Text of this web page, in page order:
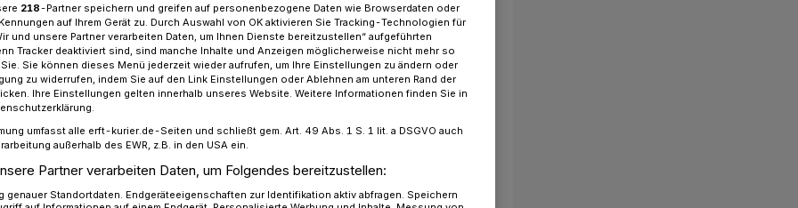
zwischen Pkw und Sattelzug erfordert einen Verletzten
218-Partner speichern und greifen auf personenbezogene Daten wie Browserdaten oder
auf Ihrem Gerät zu. Durch Auswahl von OK aktivieren Sie Tracking-Technologien für
und unsere Partner verarbeiten Daten, um Ihnen Dienste bereitzustellen“ aufgeführten
Tracker deaktiviert sind, sind manche Inhalte und Anzeigen möglicherweise nicht mehr so
Sie können dieses Menü jederzeit wieder aufrufen, um Ihre Einstellungen zu ändern oder
zu widerrufen, indem Sie auf den Link Einstellungen oder Ablehnen am unteren Rand der
Ihre Einstellungen gelten innerhalb unseres Website. Weitere Informationen finden Sie in
umfasst alle erft-kurier.de-Seiten und schließt gem. Art. 49 Abs. 1 S. 1 lit. a DSGVO auch
außerhalb des EWR, z.B. in den USA ein.
Partner verarbeiten Daten, um Folgendes bereitzustellen:
genauer Standortdaten. Endgeräteeigenschaften zur Identifikation aktiv abfragen. Speichern